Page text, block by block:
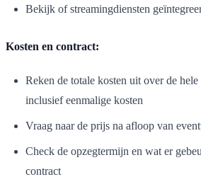
Bekijk of streamingdiensten
Kosten en contract:
Reken de totale kosten uit over de
inclusief eenmalige kosten
Vraag naar de prijs na afloop van
Check de opzegtermijn en wat er
contract